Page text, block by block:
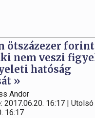
ötszázezer
nem veszi
hatóság
»
Andor
2017.06.20. 16:17 |
16:17